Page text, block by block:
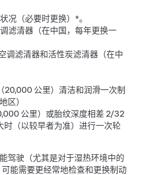
况（必要时更换）*。
滤清器（在中国，每年更换一
调滤清器和活性炭滤清器（在中
20,000 公里）清洁和润滑一次制
区）
公里） 或胎纹深度相差2/32
时（以较早者为准）进行一次轮
驾驶（尤其是对于湿热环境中的
能需要更经常地检查和更换制动